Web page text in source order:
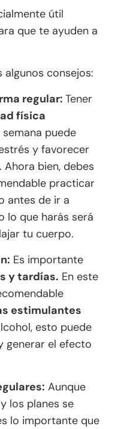
útil
que te ayuden a
consejos:
regular: Tener
física
puede
y favorecer
bien, debes
practicar
antes de ir a
lo que harás será
tu cuerpo.
Es importante
y tardías. En este
estimulantes
esto puede
generar el efecto
Aunque
los planes se
lo importante que